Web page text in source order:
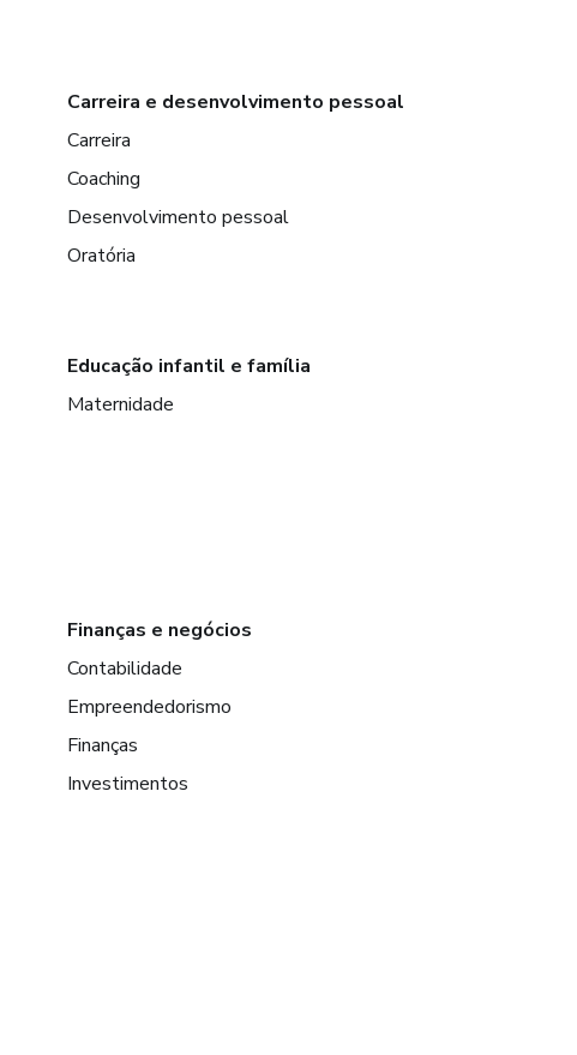
Carreira e desenvolvimento pessoal
Carreira
Coaching
Desenvolvimento pessoal
Oratória
Educação infantil e família
Maternidade
Finanças e negócios
Contabilidade
Empreendedorismo
Finanças
Investimentos